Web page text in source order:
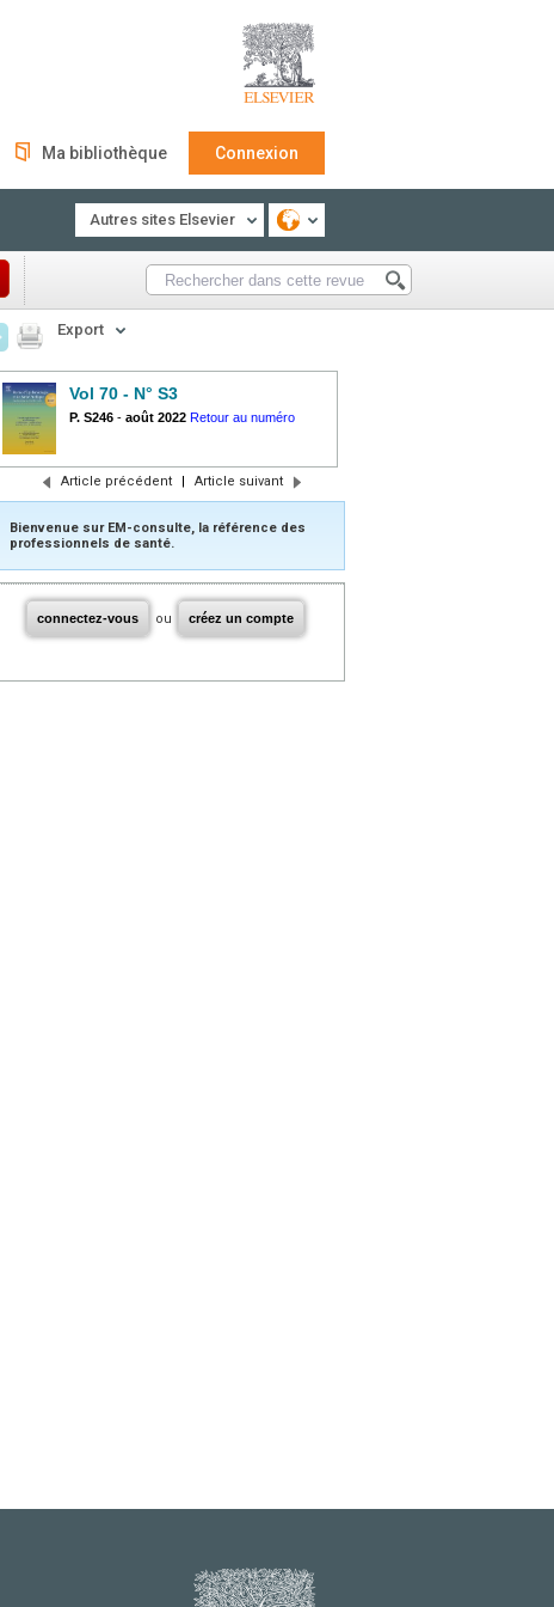
Ma bibliothèque Connexion
Autres sites Elsevier
Export
Vol 70 - N° S3
P. S246 - août 2022 Retour au numéro
Article précédent | Article suivant
Bienvenue sur EM-consulte, la référence des
professionnels de santé.
connectez-vous ou créez un compte